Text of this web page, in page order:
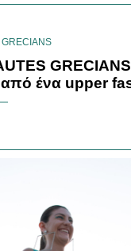
ένα upper